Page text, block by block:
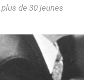
de 30 jeunes